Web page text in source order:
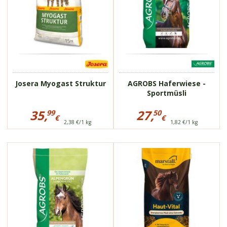
Josera Myogast Struktur
Josera
Myogast
35,99
€
2,38 €/1 kg
Magen
getreidefrei
AGROBS Haferwiese -
Sportmüsli
AGROBS
Haferwiese
Sportmüsli
27,50
€
1,82 €/1 kg
Zuchtpferde
strukturreich
natürliche
Energieträger
75705
optimal bei
Zahnproblemen
60 verschiedene
Wiesengräser und -
kräuter
75730
für Pferde mit
sensibler Haut
energiearm
hohe
Nährstoffkonzentraion